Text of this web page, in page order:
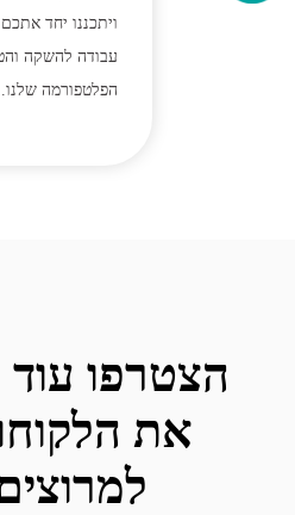
ויתכננו יחד אתכם
עבודה להשקה
הפלטפורמה שלנו.
הצטרפו עוד
את